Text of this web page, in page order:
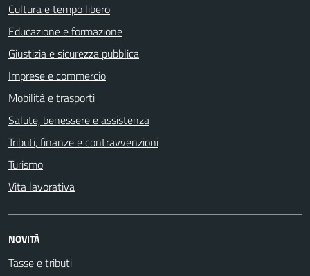
Cultura e tempo libero
Educazione e formazione
Giustizia e sicurezza pubblica
Imprese e commercio
Mobilità e trasporti
Salute, benessere e assistenza
Tributi, finanze e contravvenzioni
Turismo
Vita lavorativa
NOVITÀ
Tasse e tributi